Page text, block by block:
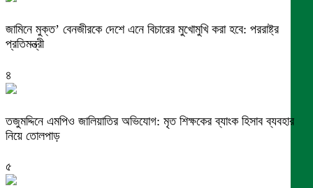
জামিনে মুক্ত’ বেনজীরকে দেশে এনে বিচারের মুখোমুখি করা হবে: পররাষ্ট্র
প্রতিমন্ত্রী
৪
তজুমদ্দিনে এমপিও জালিয়াতির অভিযোগ: মৃত শিক্ষকের ব্যাংক হিসাব ব্যবহার
নিয়ে তোলপাড়
৫